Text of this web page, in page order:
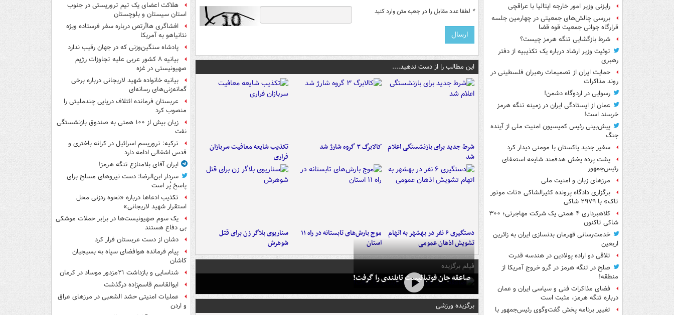
رایزنی وزیر امور خارجه ایتالیا با عراقچی
بررسی چالش‌های جمعیتی در چهارمین جلسه
قرارگاه جوانی جمعیت قوه قضا
شرط بازگشایی تنگه هرمز چیست؟
توئیت وزیر ارشاد درباره یک تکذیبیه از دفتر
رهبری
حمایت ایران از تصمیمات رهبران فلسطینی در
روند مذاکرات
رسوایی در اردوگاه دشمن!
عمان از ایستادگی ایران در زمینه تنگه هرمز
خرسند است!
پیش‌بینی رئیس کمیسیون امنیت ملی از آینده
جنگ
سفیر جدید پاکستان با مومنی دیدار کرد
پشت پرده پخش هدفمند شایعه استعفای
رئیس‌جمهور
مرزهای زبان و امنیت ملی
برگزاری دادگاه پرونده کثیرالشاکی «تات موتور
تاک» با ۲۹۷۹ شاکی
کلاهبرداری ۴ همتی یک شرکت مهاجرتی؛ ۳۰۰
شاکی تاکنون
خدمت‌رسانی قهرمان بدنسازی ایران به زائرین
اربعین
تلاقی دو اراده پولادین در هندسه قدرت
صلح در تنگه هرمز در گرو خروج آمریکا از
منطقه!
فضای مذاکرات فنی و سیاسی ایران و عمان
درباره تنگه هرمز، مثبت است
تغییر برنامه پخش گفت‌وگوی رئیس‌جمهور با
* لطفا عدد مقابل را در جعبه متن وارد کنید
این مطالب را از دست ندهید....
شرط جدید برای بازنشستگی اعلام
شد
کالابرگ ۳ گروه شارژ شد
تکذیب شایعه معافیت سربازان
فراری
دستگیری ۶ نفر در بهشهر به اتهام
تشویش اذهان عمومی
موج بارش‌های تابستانه در راه ۱۱
استان
سناریوی بلاگر زن برای قتل
شوهرش
فیلم برگزیده
صاعقه جان فوتبالیست تایلندی را گرفت!
برگزیده ورزشی
هلاکت اعضای یک تیم تروریستی در جنوب
استان سیستان و بلوچستان
افشاگری هاآرتص درباره سفر فرستاده ویژه
نتانیاهو به آمریکا
پادشاه سنگین‌وزنی که در جهان رقیب ندارد
بیانیه ۸ کشور عربی علیه تجاوزات رژیم
صهیونیستی در غزه
بیانیه خانواده شهید لاریجانی درباره برخی
گمانه‌زنی‌های رسانه‌ای
عربستان فرمانده ائتلاف دریایی چندملیتی را
منصوب کرد
زیان بیش از ۱۰۰ همتی به صندوق‌ بازنشستگی
نفت
ترکیه: تروریسم اسرائیل در کرانه باختری و
قدس اشغالی ادامه دارد
ایران آقای بلامنازع تنگه هرمز!
سردار ابن‌الرضا: دست نیروهای مسلح برای
پاسخ پُر است
تکذیب ادعاها درباره «نحوه ردزنی محل
استقرار شهید لاریجانی»
یک‌ سوم صهیونیست‌ها در برابر حملات موشکی
بی دفاع هستند
دشان از دست عربستان فرار کرد
پیام فرمانده هوافضای سپاه به بسیجیان
کاشان
شناسایی و بازداشت ۲۱مزدور موساد در کرمان
ابوالقاسم قاسم‌زاده درگذشت
عملیات امنیتی حشد الشعبی در مرزهای عراق
و اردن